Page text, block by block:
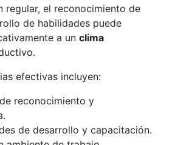
regular, el reconocimiento de
de habilidades puede
a unclima
efectivas incluyen:
reconocimiento y
de desarrollo y capacitación.